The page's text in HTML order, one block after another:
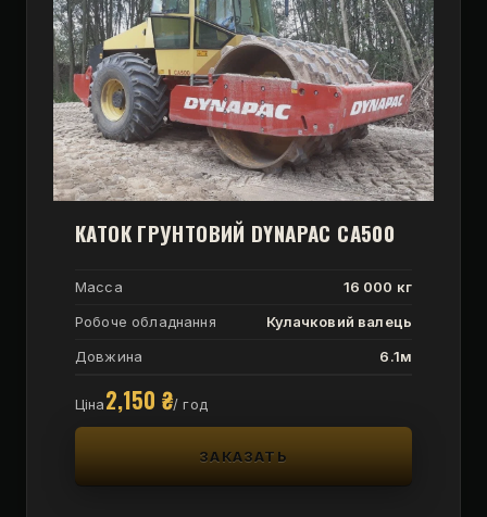
КАТОК ГРУНТОВИЙ DYNAPAC CA500
Масса
16 000 кг
Робоче обладнання
Кулачковий валець
Довжина
6.1м
Ціна2,150 ₴/ год
ЗАКАЗАТЬ